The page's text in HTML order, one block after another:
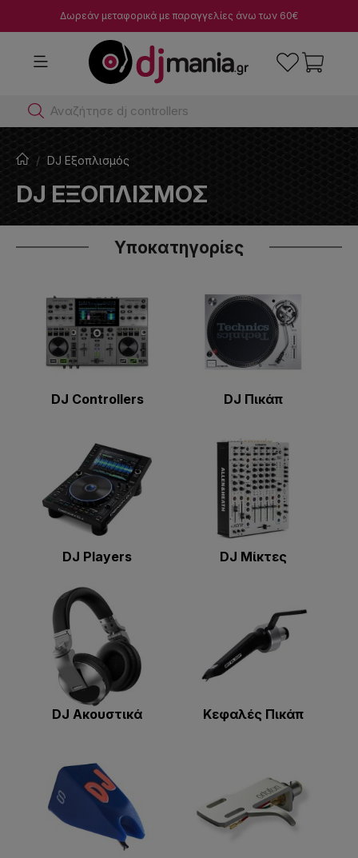
Δωρεάν μεταφορικά με παραγγελίες άνω των 60€
Αναζήτησε dj controllers
DJ Εξοπλισμός
DJ ΕΞΟΠΛΙΣΜΌΣ
Υποκατηγορίες
DJ Controllers DJ Πικάπ
DJ Players DJ Μίκτες
DJ Ακουστικά Κεφαλές Πικάπ